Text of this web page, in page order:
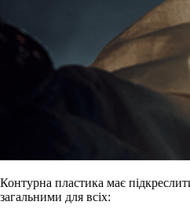
Контурна пластика має
загальними для всіх: